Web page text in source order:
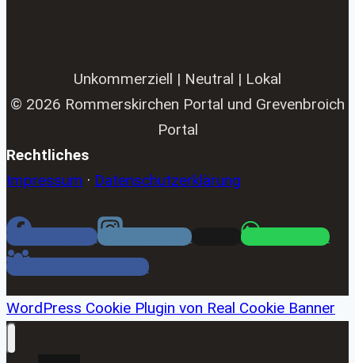
Unkommerziell | Neutral | Lokal
© 2026 Rommerskirchen Portal und Grevenbroich
Portal
Rechtliches
Impressum · Datenschutzerklärung
Facebook Instagram
WhatsApp
Facebook Gruppe
WordPress Cookie Plugin von Real Cookie Banner